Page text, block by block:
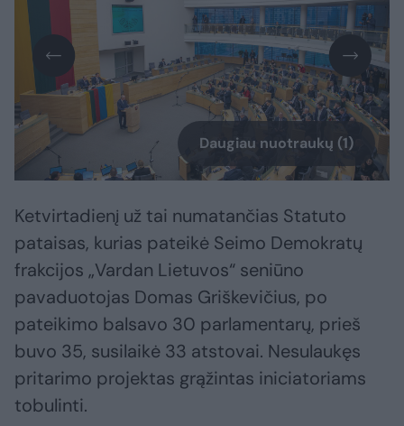
Daugiau nuotraukų (1)
Ketvirtadienį už tai numatančias Statuto
pataisas, kurias pateikė Seimo Demokratų
frakcijos „Vardan Lietuvos“ seniūno
pavaduotojas Domas Griškevičius, po
pateikimo balsavo 30 parlamentarų, prieš
buvo 35, susilaikė 33 atstovai. Nesulaukęs
pritarimo projektas grąžintas iniciatoriams
tobulinti.